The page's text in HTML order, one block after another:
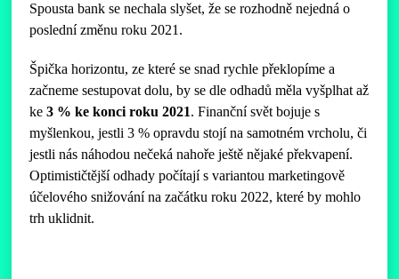
Spousta bank se nechala slyšet, že se rozhodně nejedná o
poslední změnu roku 2021.
Špička horizontu, ze které se snad rychle překlopíme a
začneme sestupovat dolu, by se dle odhadů měla vyšplhat až
ke3 % ke konci roku 2021. Finanční svět bojuje s
myšlenkou, jestli 3 % opravdu stojí na samotném vrcholu, či
jestli nás náhodou nečeká nahoře ještě nějaké překvapení.
Optimističtější odhady počítají s variantou marketingově
účelového snižování na začátku roku 2022, které by mohlo
trh uklidnit.